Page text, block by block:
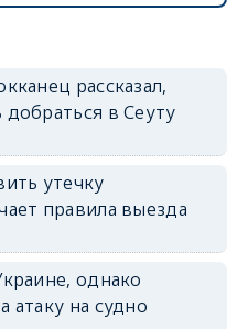
рассказал,
в Сеуту
утечку
правила выезда
однако
атаку на судно